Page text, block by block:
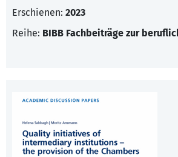
Erschienen: 2023
Reihe: BIBB Fachbeiträge zur